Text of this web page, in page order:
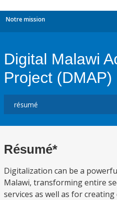
Notre mission
Digital Malawi
Project (DMAP)
Résumé*
Digitalization can be a
Malawi, transforming entire
services as well as for